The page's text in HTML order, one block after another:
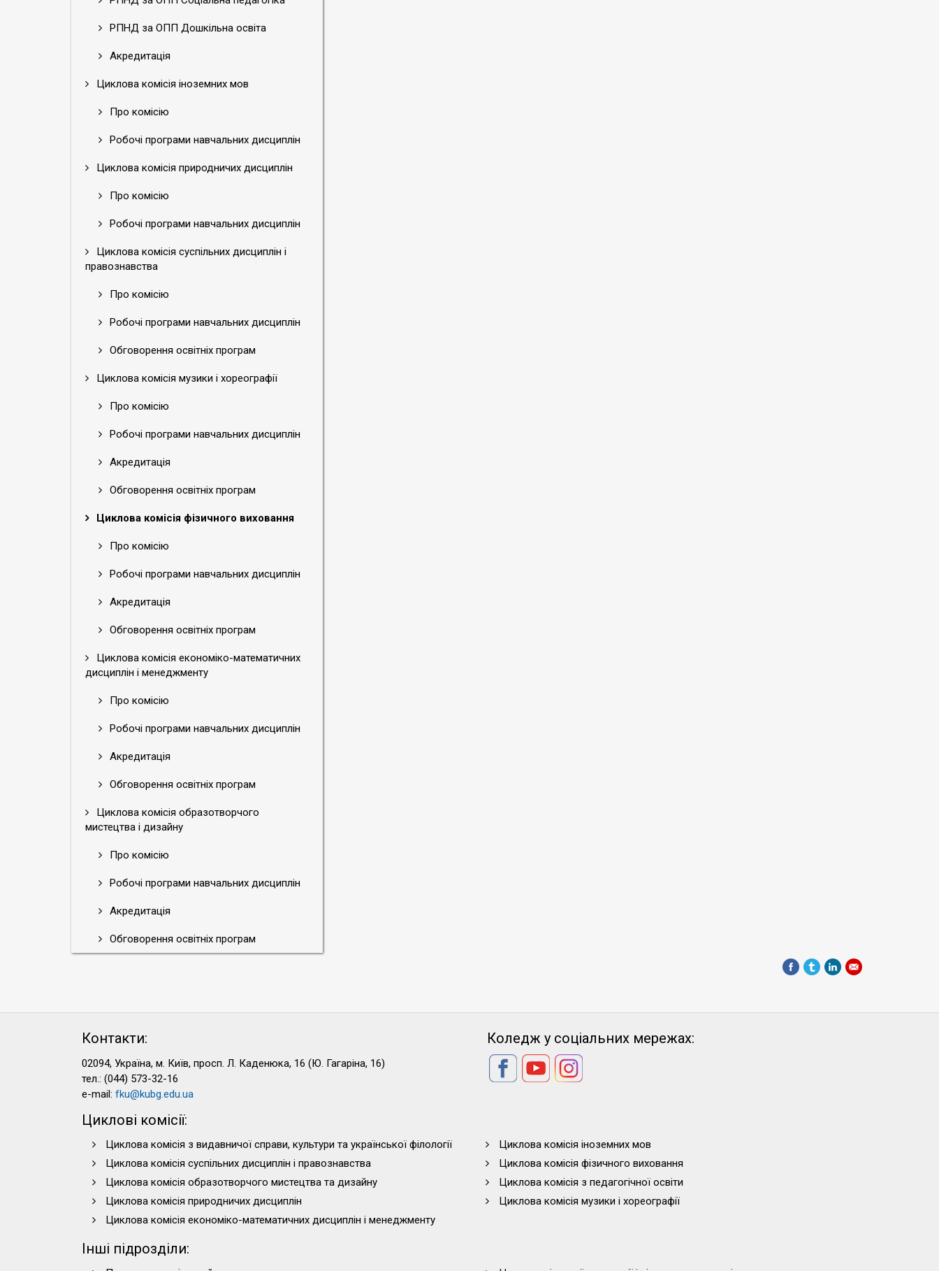
РПНД за ОПП Дошкільна освіта
Акредитація
Циклова комісія іноземних мов
Про комісію
Робочі програми навчальних дисциплін
Циклова комісія природничих дисциплін
Про комісію
Робочі програми навчальних дисциплін
Циклова комісія суспільних дисциплін і
правознавства
Про комісію
Робочі програми навчальних дисциплін
Обговорення освітніх програм
Циклова комісія музики і хореографії
Про комісію
Робочі програми навчальних дисциплін
Акредитація
Обговорення освітніх програм
Циклова комісія фізичного виховання
Про комісію
Робочі програми навчальних дисциплін
Акредитація
Обговорення освітніх програм
Циклова комісія економіко-математичних
дисциплін і менеджменту
Про комісію
Робочі програми навчальних дисциплін
Акредитація
Обговорення освітніх програм
Циклова комісія образотворчого
мистецтва і дизайну
Про комісію
Робочі програми навчальних дисциплін
Акредитація
Обговорення освітніх програм
Контакти:
02094, Україна, м. Київ, просп. Л. Каденюка, 16 (Ю. Гагаріна, 16)
тел.: (044) 573-32-16
e-mail: fku@kubg.edu.ua
Коледж у соціальних мережах:
Циклові комісії:
Циклова комісія з видавничої справи, культури та української філології
Циклова комісія іноземних мов
Циклова комісія суспільних дисциплін і правознавства
Циклова комісія фізичного виховання
Циклова комісія образотворчого мистецтва та дизайну
Циклова комісія з педагогічної освіти
Циклова комісія природничих дисциплін
Циклова комісія музики і хореографії
Циклова комісія економіко-математичних дисциплін і менеджменту
Інші підрозділи: